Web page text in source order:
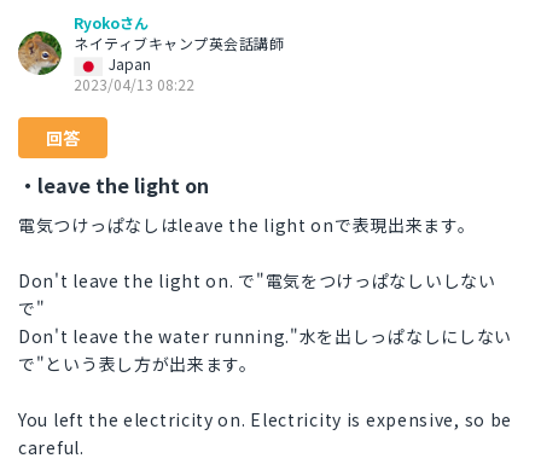
Ryokoさん
ネイティブキャンプ英会話講師
Japan
2023/04/13 08:22
回答
・leave the light on
電気つけっぱなしはleave the light onで表現出来ます。
Don't leave the light on. で"電気をつけっぱなしいしない
で"
Don't leave the water running."水を出しっぱなしにしない
で"という表し方が出来ます。
You left the electricity on. Electricity is expensive, so be
careful.